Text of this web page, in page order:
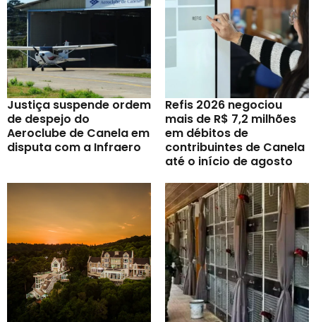
Justiça suspende ordem
de despejo do
Aeroclube de Canela em
disputa com a Infraero
Refis 2026 negociou
mais de R$ 7,2 milhões
em débitos de
contribuintes de Canela
até o início de agosto